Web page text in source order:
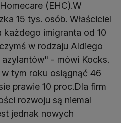
(EHC).W
15 tys. osób. Właściciel
każdego imigranta od 10
w rodzaju Aldiego
- mówi Kocks.
tym roku osiągnąć 46
prawie 10 proc.Dla firm
rozwoju są niemal
jednak nowych